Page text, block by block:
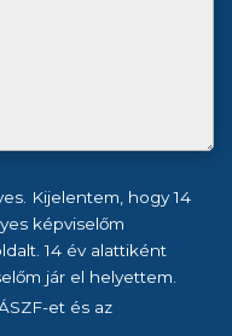
Kijelentem, hogy 14
képviselőm
14 év alattiként
jár el helyettem.
et és az